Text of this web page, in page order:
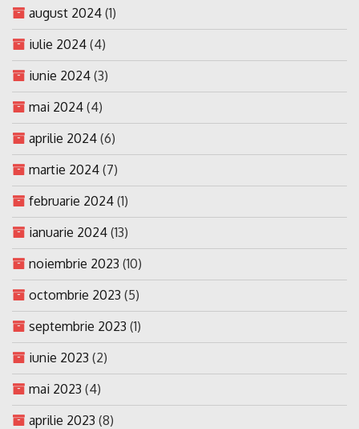
august 2024 (1)
iulie 2024 (4)
iunie 2024 (3)
mai 2024 (4)
aprilie 2024 (6)
martie 2024 (7)
februarie 2024 (1)
ianuarie 2024 (13)
noiembrie 2023 (10)
octombrie 2023 (5)
septembrie 2023 (1)
iunie 2023 (2)
mai 2023 (4)
aprilie 2023 (8)